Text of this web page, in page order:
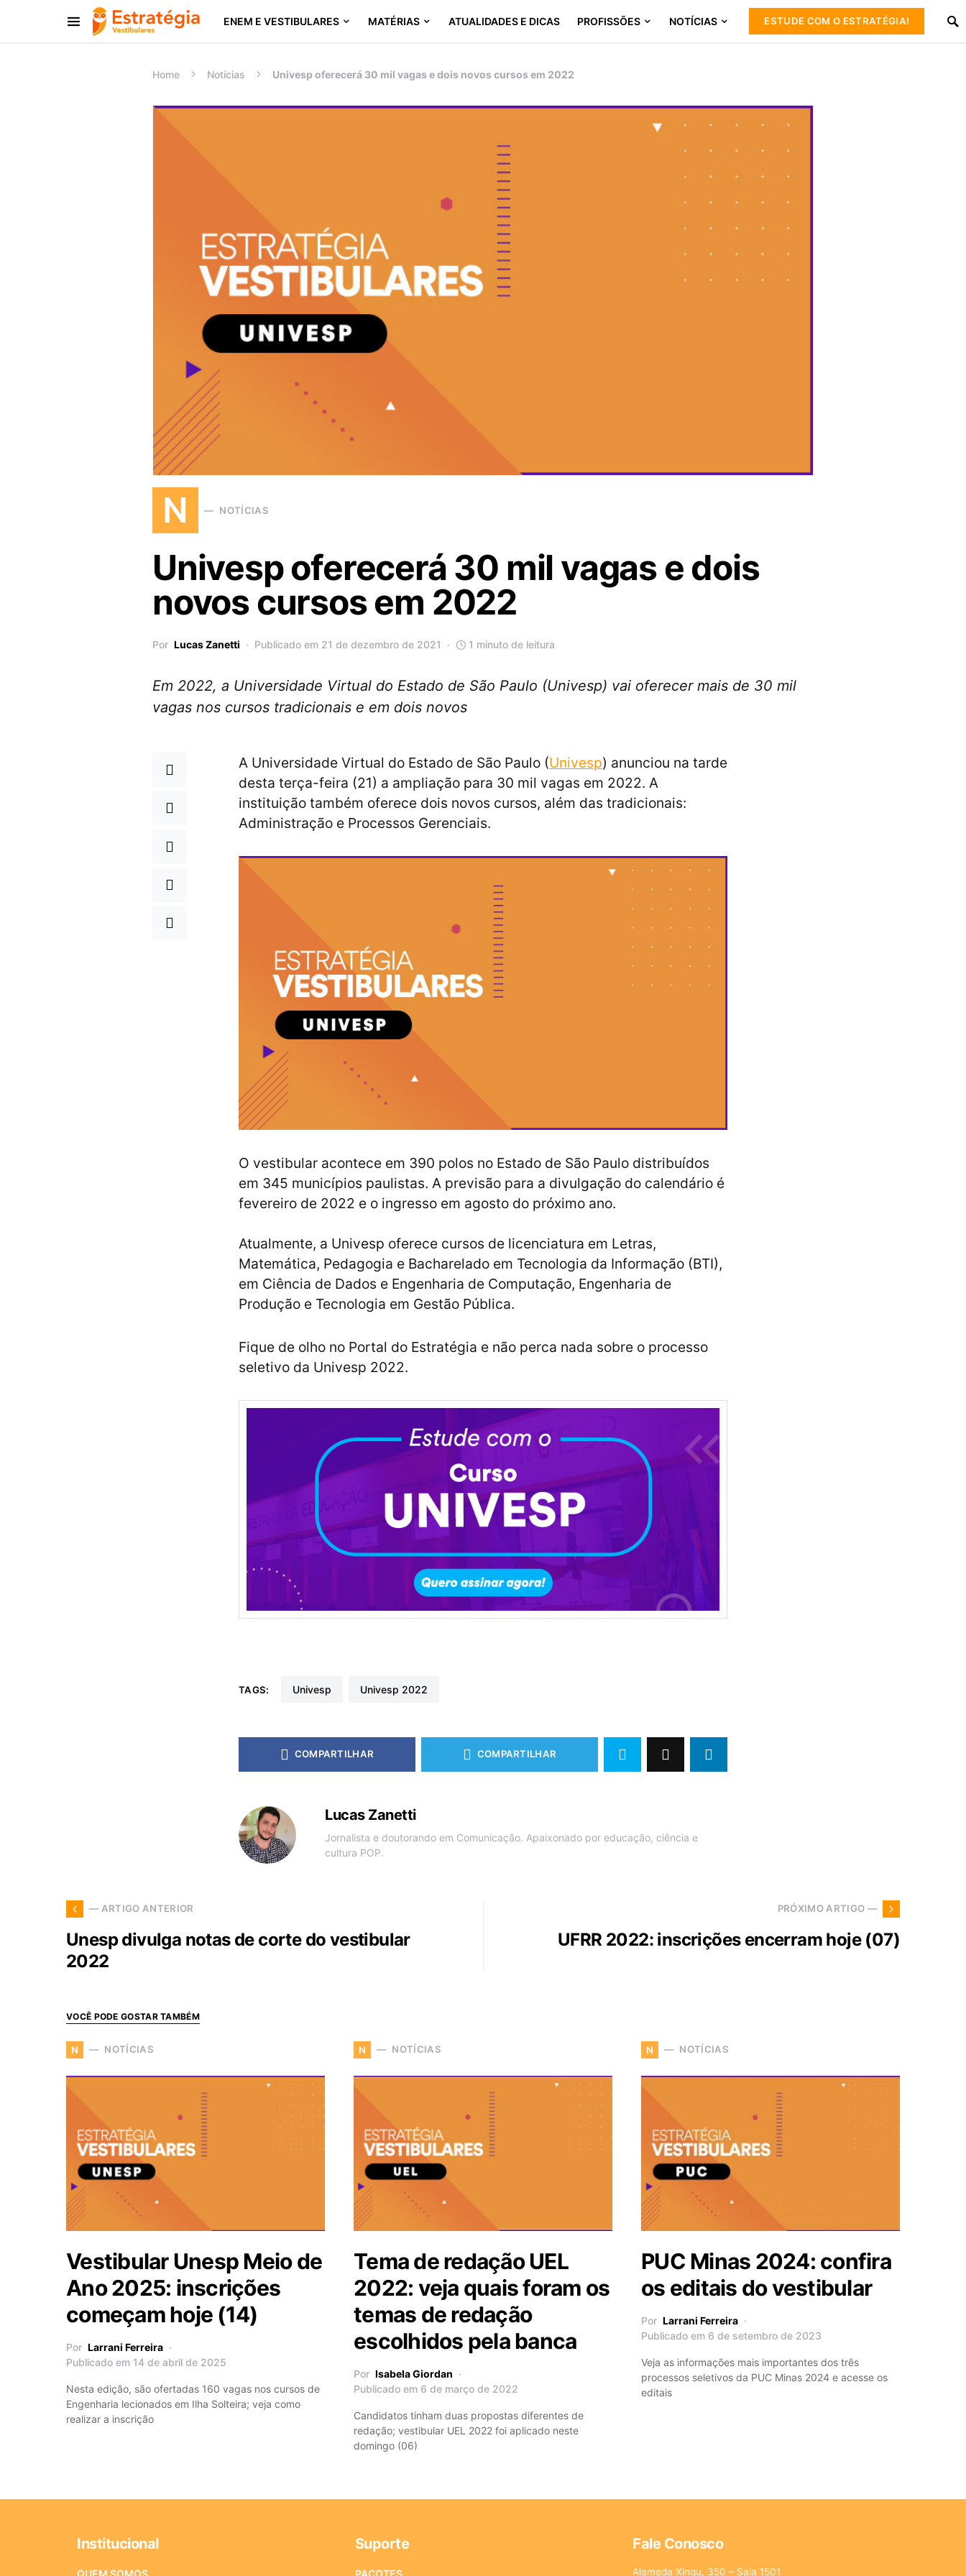
ENEM E VESTIBULARES MATÉRIAS ATUALIDADES E DICAS PROFISSÕES NOTÍCIAS ESTUDE COM O ESTRATÉGIA!
Procurar:
Home Notícias Univesp oferecerá 30 mil vagas e dois novos cursos em 2022
N NOTÍCIAS
Univesp oferecerá 30 mil vagas e dois
novos cursos em 2022
Por Lucas Zanetti Publicado em 21 de dezembro de 2021 1 minuto de leitura
Em 2022, a Universidade Virtual do Estado de São Paulo (Univesp) vai oferecer mais de 30 mil
vagas nos cursos tradicionais e em dois novos
A Universidade Virtual do Estado de São Paulo (Univesp) anunciou na tarde
desta terça-feira (21) a ampliação para 30 mil vagas em 2022. A
instituição também oferece dois novos cursos, além das tradicionais:
Administração e Processos Gerenciais.
O vestibular acontece em 390 polos no Estado de São Paulo distribuídos
em 345 municípios paulistas. A previsão para a divulgação do calendário é
fevereiro de 2022 e o ingresso em agosto do próximo ano.
Atualmente, a Univesp oferece cursos de licenciatura em Letras,
Matemática, Pedagogia e Bacharelado em Tecnologia da Informação (BTI),
em Ciência de Dados e Engenharia de Computação, Engenharia de
Produção e Tecnologia em Gestão Pública.
Fique de olho no Portal do Estratégia e não perca nada sobre o processo
seletivo da Univesp 2022.
TAGS: univesp univesp 2022
COMPARTILHAR COMPARTILHAR
Lucas Zanetti
Jornalista e doutorando em Comunicação. Apaixonado por educação, ciência e
cultura POP.
— ARTIGO ANTERIOR
Unesp divulga notas de corte do vestibular
2022
PRÓXIMO ARTIGO —
UFRR 2022: inscrições encerram hoje (07)
VOCÊ PODE GOSTAR TAMBÉM
N NOTÍCIAS
Vestibular Unesp Meio de
Ano 2025: inscrições
começam hoje (14)
Por Larrani Ferreira
Publicado em 14 de abril de 2025
Nesta edição, são ofertadas 160 vagas nos cursos de
Engenharia lecionados em Ilha Solteira; veja como
realizar a inscrição
N NOTÍCIAS
Tema de redação UEL
2022: veja quais foram os
temas de redação
escolhidos pela banca
Por Isabela Giordan
Publicado em 6 de março de 2022
Candidatos tinham duas propostas diferentes de
redação; vestibular UEL 2022 foi aplicado neste
domingo (06)
N NOTÍCIAS
PUC Minas 2024: confira
os editais do vestibular
Por Larrani Ferreira
Publicado em 6 de setembro de 2023
Veja as informações mais importantes dos três
processos seletivos da PUC Minas 2024 e acesse os
editais
Institucional
QUEM SOMOS
Suporte
PACOTES
Fale Conosco
Alameda Xingu, 350 – Sala 1501